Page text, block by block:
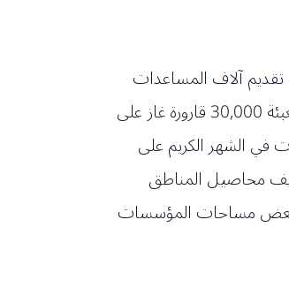
تقديم آلاف المساعدات
العينية والتموينية للأهالي في مختلف المناطق اللبنانية، إلى جانب استكمال المرحلة الثالثة من مبادرة شركة الأيتام للمحروقات تعبئة 30,000 قارورة غاز على
في الشهر الكريم على
محاصيل المناطق
وبعض مساحات المؤسسات